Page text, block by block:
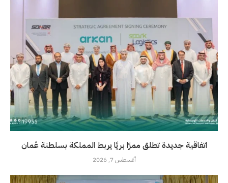
اتفاقية جديدة تطلق ممرًا بريًا يربط المملكة بسلطنة عُمان
أغسطس 7, 2026